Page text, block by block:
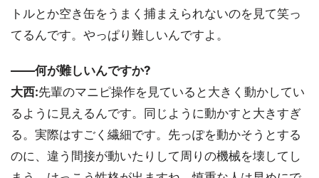
トルとか空き缶をうまく捕まえられないのを見て笑っ
てるんです。やっぱり難しいんですよ。
――何が難しいんですか?
大西:先輩のマニピ操作を見ていると大きく動かしてい
るように見えるんです。同じように動かすと大きすぎ
る。実際はすごく繊細です。先っぽを動かそうとする
のに、違う間接が動いたりして周りの機械を壊してし